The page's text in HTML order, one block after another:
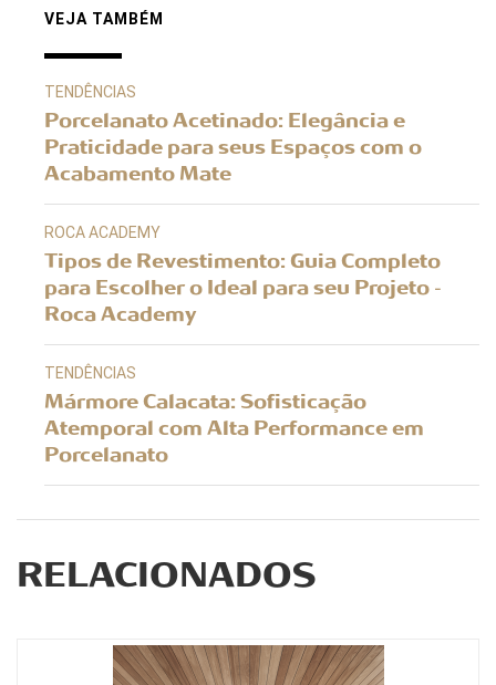
VEJA TAMBÉM
TENDÊNCIAS
Porcelanato Acetinado: Elegância e
Praticidade para seus Espaços com o
Acabamento Mate
ROCA ACADEMY
Tipos de Revestimento: Guia Completo
para Escolher o Ideal para seu Projeto -
Roca Academy
TENDÊNCIAS
Mármore Calacata: Sofisticação
Atemporal com Alta Performance em
Porcelanato
RELACIONADOS